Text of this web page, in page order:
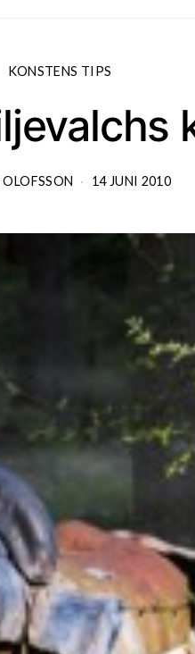
KONSTENS TIPS
14 JUNI 2010